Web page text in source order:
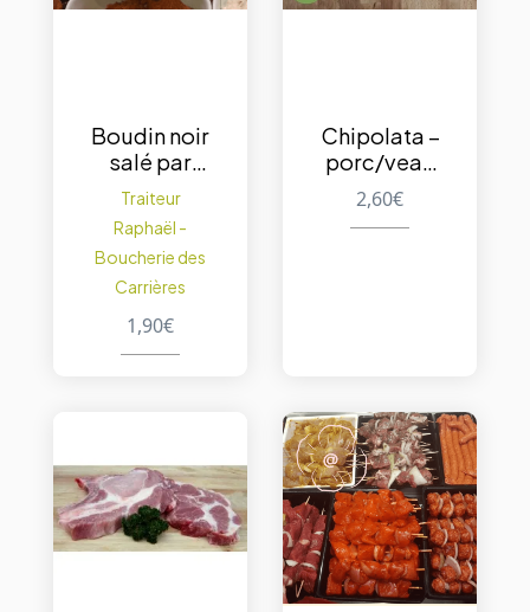
Boudin noir
salé par
+/-150 g.
Traiteur
Raphaël -
Boucherie des
Carrières
1,90€
Chipolata –
porc/veau
– pièce (+/-
100g)
2,60€